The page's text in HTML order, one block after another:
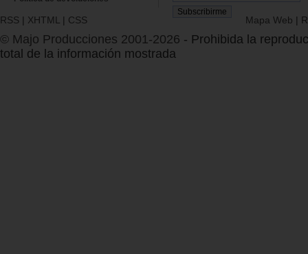
RSS | XHTML | CSS Mapa Web |
© Majo Producciones 2001-2026 - Prohibida la
total de la información mostrada